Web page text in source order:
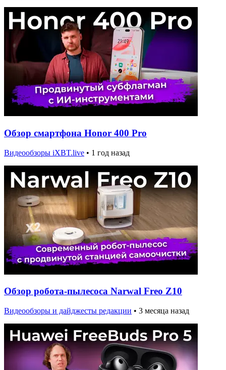
Обзор смартфона Honor 400 Pro
Видеообзоры iXBT.live • 1 год назад
Обзор робота-пылесоса Narwal Freo Z10
Видеообзоры и дайджесты редакции • 3 месяца назад